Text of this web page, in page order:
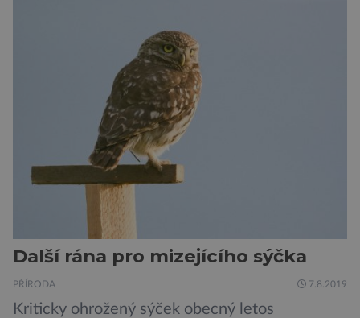
Skutečně nepřehání? Pokud se podrobněji
podíváme na ochranu jejich elektrokol
Electrified S2 a X2, pak je […]
Další rána pro mizejícího sýčka
PŘÍRODA 7.8.2019
Kriticky ohrožený sýček obecný letos